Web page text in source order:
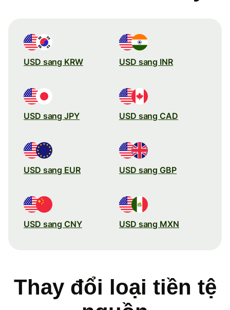
USD sang KRW USD sang INR
USD sang JPY USD sang CAD
USD sang EUR USD sang GBP
USD sang CNY USD sang MXN
Thay đổi loại tiền tệ